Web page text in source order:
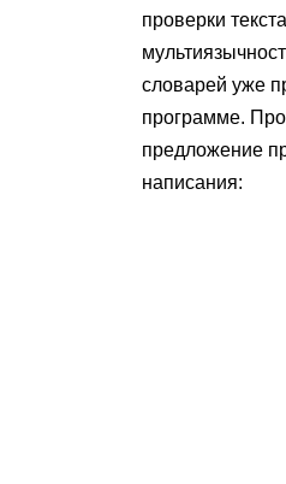
проверки
словарей уже
программе.
предложение
написания: